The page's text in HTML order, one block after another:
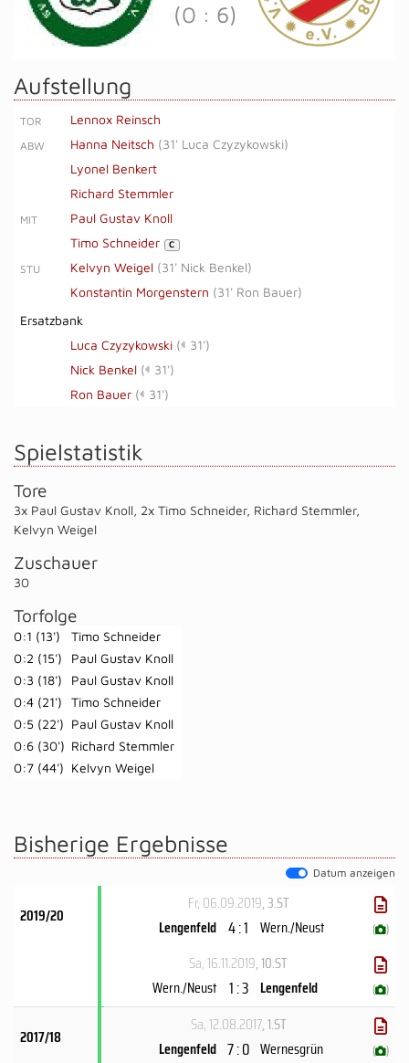
(0 : 6)
Aufstellung
TOR Lennox Reinsch
ABW Hanna Neitsch (31' Luca Czyzykowski)
Lyonel Benkert
Richard Stemmler
MIT
Paul Gustav Knoll
Timo Schneider
C
STU Kelvyn Weigel (31' Nick Benkel)
Konstantin Morgenstern (31' Ron Bauer)
Ersatzbank
Luca Czyzykowski (
31')
Nick Benkel (
31')
Ron Bauer ( 31')
Spielstatistik
Tore
3x Paul Gustav Knoll, 2x Timo Schneider, Richard Stemmler,
Kelvyn Weigel
Zuschauer
30
Torfolge
0:1 (13')
Timo Schneider
0:2 (15')
Paul Gustav Knoll
0:3 (18')
Paul Gustav Knoll
0:4 (21')
Timo Schneider
0:5 (22') Paul Gustav Knoll
0:6 (30') Richard Stemmler
0:7 (44') Kelvyn Weigel
Bisherige Ergebnisse
Datum anzeigen
2019/20
Fr, 06.09.2019, 3.ST
Lengenfeld 4 : 1 Wern./​Neust ( )
Sa, 16.11.2019, 10.ST
Wern./​Neust 1 : 3 Lengenfeld ( )
2017/18
Sa, 12.08.2017, 1.ST
Lengenfeld 7 : 0 Wernesgrün ( )